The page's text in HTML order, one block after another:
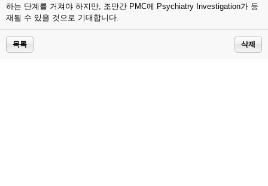
하는 단계를 거쳐야 하지만, 조만간 PMC에 Psychiatry Investigation가 등
재될 수 있을 것으로 기대합니다.
목록 삭제